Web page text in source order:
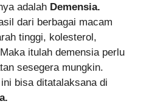
adalah Demensia.
dari berbagai macam
tinggi, kolesterol,
itulah demensia perlu
sesegera mungkin.
bisa ditatalaksana di